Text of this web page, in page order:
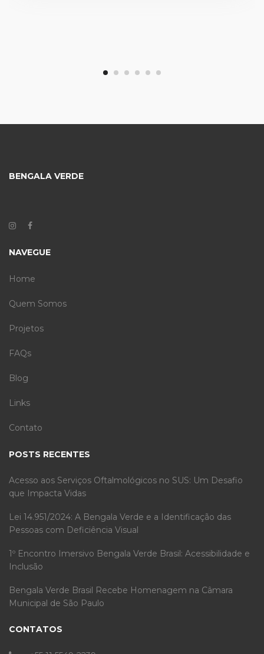
BENGALA VERDE
NAVEGUE
Home
Quem Somos
Projetos
FAQs
Blog
Links
Contato
POSTS RECENTES
Acesso aos Serviços Oftalmológicos no SUS: Um Desafio
que Impacta Vidas
Lei 14.951/2024: A Bengala Verde e a Identificação das
Pessoas com Deficiência Visual
1º Encontro Imersivo Bengala Verde Brasil: Acessibilidade e
Inclusão
Bengala Verde Brasil Recebe Homenagem na Câmara
Municipal de São Paulo
CONTATOS